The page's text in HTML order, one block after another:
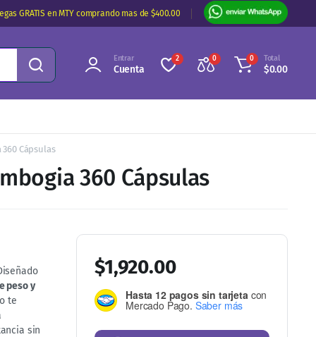
GRATIS en MTY comprando mas de $400.00
Entrar
Cuenta
2 0 0 Total
$0.00
Cápsulas
360 Cápsulas
$1,920.00
Hasta 12 pagos sin tarjetacon
Mercado Pago. Saber más
peso y
te
sin